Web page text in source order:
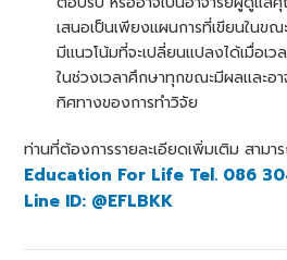
เสนอเป็นเพียงแผนการที่เขียนในข
มีแนวโน้มที่จะเปลี่ยนแปลงได้เมื่อเว
ในช่วงเวลาศึกษาทุกขณะมีผลและอ
ทิศทางของการทำวิจัย
ท่านที่ต้องการรายละเอียดเพิ่มเติม สาม
Education For Life Tel. 086
Line ID: @EFLBKK